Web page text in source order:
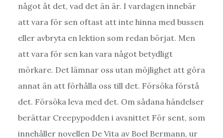
något åt det, vad det än är. I vardagen innebär
att vara för sen oftast att inte hinna med bussen
eller avbryta en lektion som redan börjat. Men
att vara för sen kan vara något betydligt
mörkare. Det lämnar oss utan möjlighet att göra
annat än att förhålla oss till det. Försöka förstå
det. Försöka leva med det. Om sådana händelser
berättar Creepypodden i avsnittet För sent, som
innehåller novellen De Vita av Boel Bermann, ur